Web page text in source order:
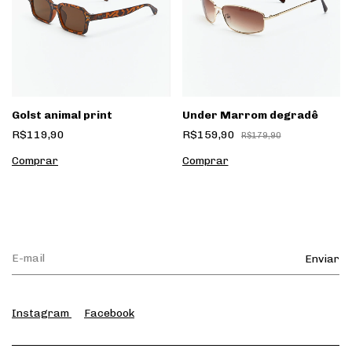
Golst animal print
R$119,90
Under Marrom degradê
R$159,90
R$179,90
Instagram Facebook